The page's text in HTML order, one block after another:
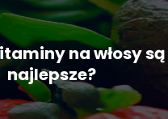
na włosy są
najlepsze?